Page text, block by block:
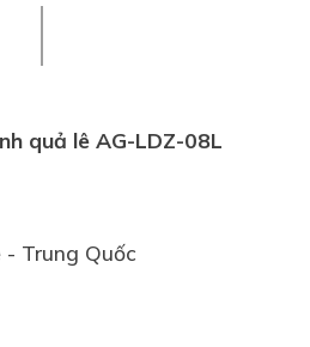
quả lê AG-LDZ-08L
- Trung Quốc